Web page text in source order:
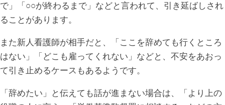
で」「○○が終わるまで」などと言われて、引き延ばしされ
ることがあります。
また新人看護師が相手だと、「ここを辞めても行くところ
はない」「どこも雇ってくれない」などと、不安をあおっ
て引き止めるケースもあるようです。
「辞めたい」と伝えても話が進まない場合は、「より上の